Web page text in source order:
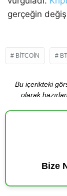
gerçeğin
BITCOIN
Bu içerikteki
olarak
Bize